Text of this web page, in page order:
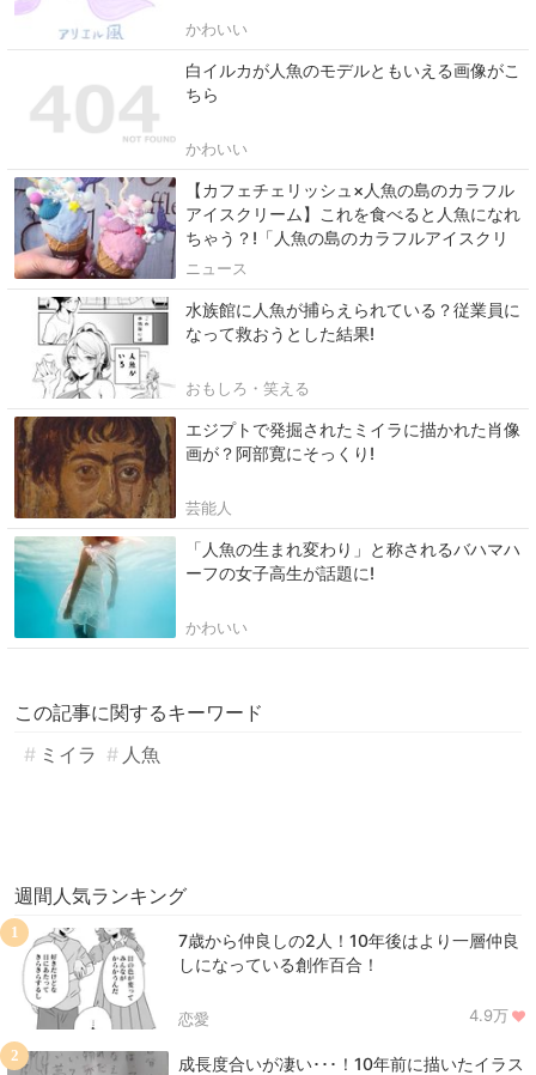
かわいい
白イルカが人魚のモデルともいえる画像がこ
ちら
かわいい
【カフェチェリッシュ×人魚の島のカラフル
アイスクリーム】これを食べると人魚になれ
ちゃう？!「人魚の島のカラフルアイスクリ
ーム」
ニュース
水族館に人魚が捕らえられている？従業員に
なって救おうとした結果!
おもしろ・笑える
エジプトで発掘されたミイラに描かれた肖像
画が？阿部寛にそっくり!
芸能人
「人魚の生まれ変わり」と称されるバハマハ
ーフの女子高生が話題に!
かわいい
この記事に関するキーワード
ミイラ
人魚
週間人気ランキング
7歳から仲良しの2人！10年後はより一層仲良
しになっている創作百合！
恋愛 4.9万
1
成長度合いが凄い･･･！10年前に描いたイラス
2